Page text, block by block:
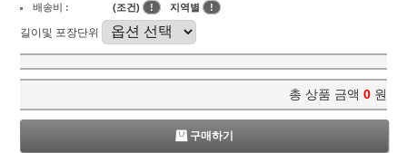
배송비 :
(조건) ! 지역별 !
길이및 포장단위
총 상품 금액 0 원
구매하기